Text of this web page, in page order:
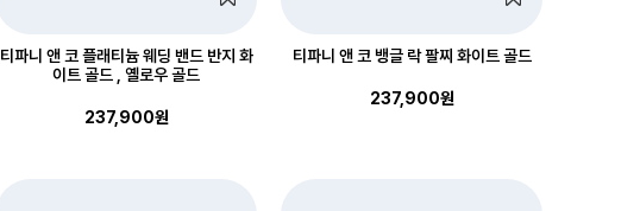
티파니 앤 코 플래티늄 웨딩 밴드 반지 화
이트 골드 , 옐로우 골드
237,900원
티파니 앤 코 뱅글 락 팔찌 화이트 골드
237,900원